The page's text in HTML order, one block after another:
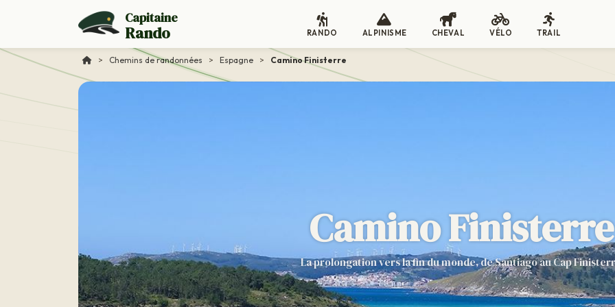
Capitaine
Rando RANDO ALPINISME CHEVAL VÉLO TRAIL
> Chemins de randonnées > Espagne > Camino Finisterre
Camino Finisterre
La prolongation vers la fin du monde, de Santiago au Cap